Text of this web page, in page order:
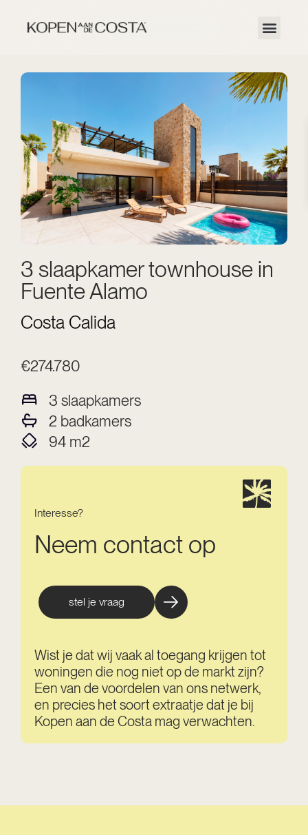
3 slaapkamer townhouse in
Fuente Alamo
Costa Calida
€274.780
3 slaapkamers
2 badkamers
94 m2
Interesse?
Neem contact op
stel je vraag
Wist je dat wij vaak al toegang krijgen tot
woningen die nog niet op de markt zijn?
Een van de voordelen van ons netwerk,
en precies het soort extraatje dat je bij
Kopen aan de Costa mag verwachten.